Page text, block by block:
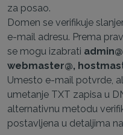
za posao.
Domen se verifikuje
e-mail adresu. Prema
se mogu izabrati
webmaster@,
Umesto e-mail potvrde,
umetanje TXT zapisa u
alternativnu metodu
postavljena u detaljima